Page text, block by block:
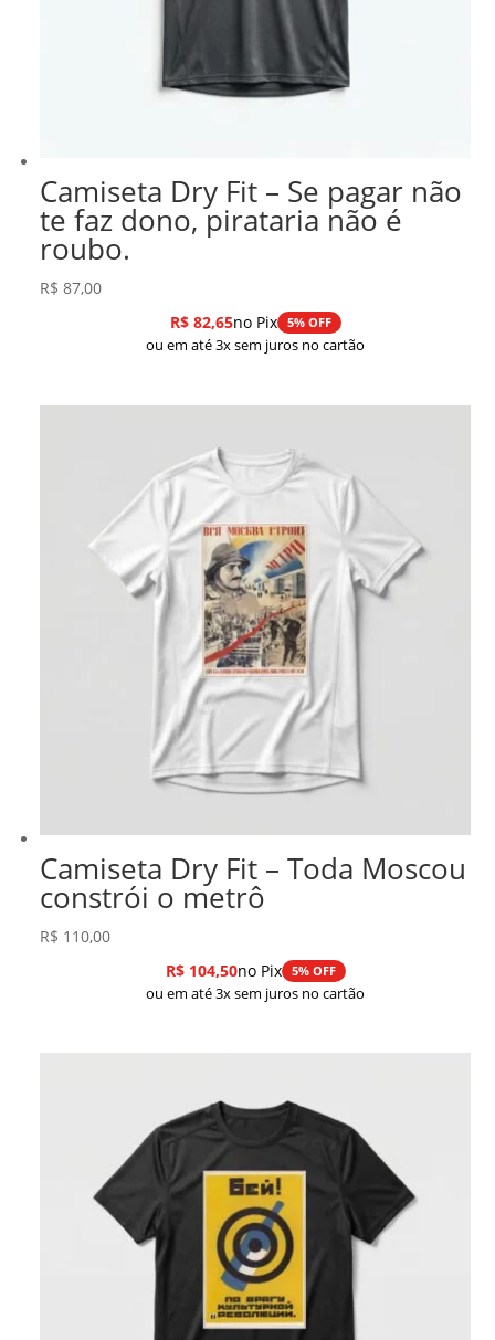
Camiseta Dry Fit – Se pagar não
te faz dono, pirataria não é
roubo.
R$ 87,00
R$82,65no Pix 5% OFF
ou em até 3x sem juros no cartão
Camiseta Dry Fit – Toda Moscou
constrói o metrô
R$ 110,00
R$104,50no Pix 5% OFF
ou em até 3x sem juros no cartão